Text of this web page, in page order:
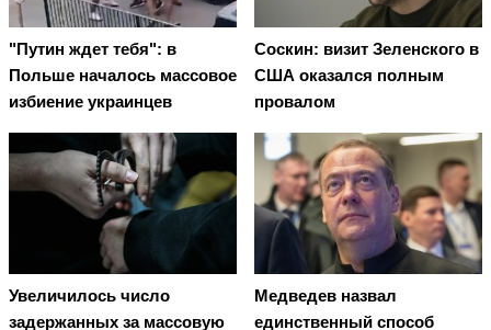
"Путин ждет тебя": в
Польше началось массовое
избиение украинцев
Соскин: визит Зеленского в
США оказался полным
провалом
Увеличилось число
задержанных за массовую
Медведев назвал
единственный способ